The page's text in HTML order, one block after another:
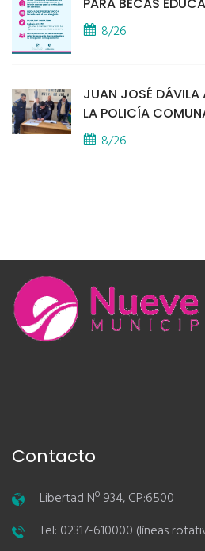
PARA BECAS
8/26
JUAN JOSÉ DÁVILA
LA POLICÍA
8/26
Contacto
Libertad Nº 934, CP:6500
Tel: 02317-610000 (líneas